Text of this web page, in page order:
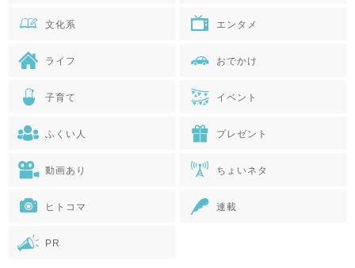
文化系 エンタメ
ライフ おでかけ
子育て イベント
ふくい人 プレゼント
動画あり ちょいネタ
ヒトコマ 連載
PR